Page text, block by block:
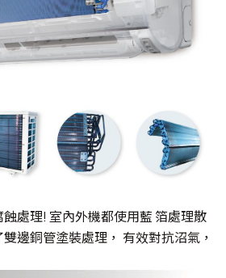
處理! 室內外機都使用藍 箔處理散
邊銅管塗裝處理， 有效對抗沼氣，